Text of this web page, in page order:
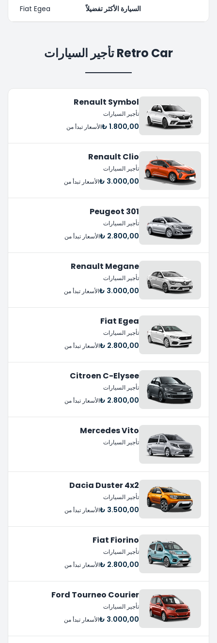
السيارة الأكثر تفضيلاً Fiat Egea
Retro Car تأجير السيارات
Renault Symbol
تأجير السيارات
1.800,00 ₺ الأسعار تبدأ من
Renault Clio
تأجير السيارات
3.000,00 ₺ الأسعار تبدأ من
Peugeot 301
تأجير السيارات
2.800,00 ₺ الأسعار تبدأ من
Renault Megane
تأجير السيارات
3.000,00 ₺ الأسعار تبدأ من
Fiat Egea
تأجير السيارات
2.800,00 ₺ الأسعار تبدأ من
Citroen C-Elysee
تأجير السيارات
2.800,00 ₺ الأسعار تبدأ من
Mercedes Vito
تأجير السيارات
Dacia Duster 4x2
تأجير السيارات
3.500,00 ₺ الأسعار تبدأ من
Fiat Fiorino
تأجير السيارات
2.800,00 ₺ الأسعار تبدأ من
Ford Tourneo Courier
تأجير السيارات
3.000,00 ₺ الأسعار تبدأ من